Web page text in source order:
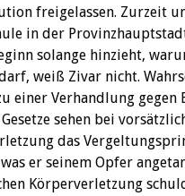
freigelassen. Zurzeit
in der
solange hinzieht,
weiß Zivar nicht.
einer Verhandlung gegen
sehen bei
das
er seinem Opfer
Körperverletzung